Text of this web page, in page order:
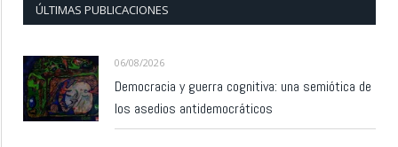
ÚLTIMAS PUBLICACIONES
06/08/2026
Democracia y guerra cognitiva: una semiótica de
los asedios antidemocráticos